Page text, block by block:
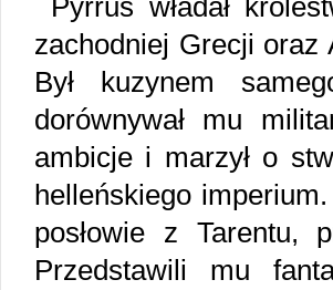
Pyrrus władał
zachodniej Grecji oraz
Był kuzynem
dorównywał mu
ambicje i marzył o
helleńskiego
posłowie z
Przedstawili mu